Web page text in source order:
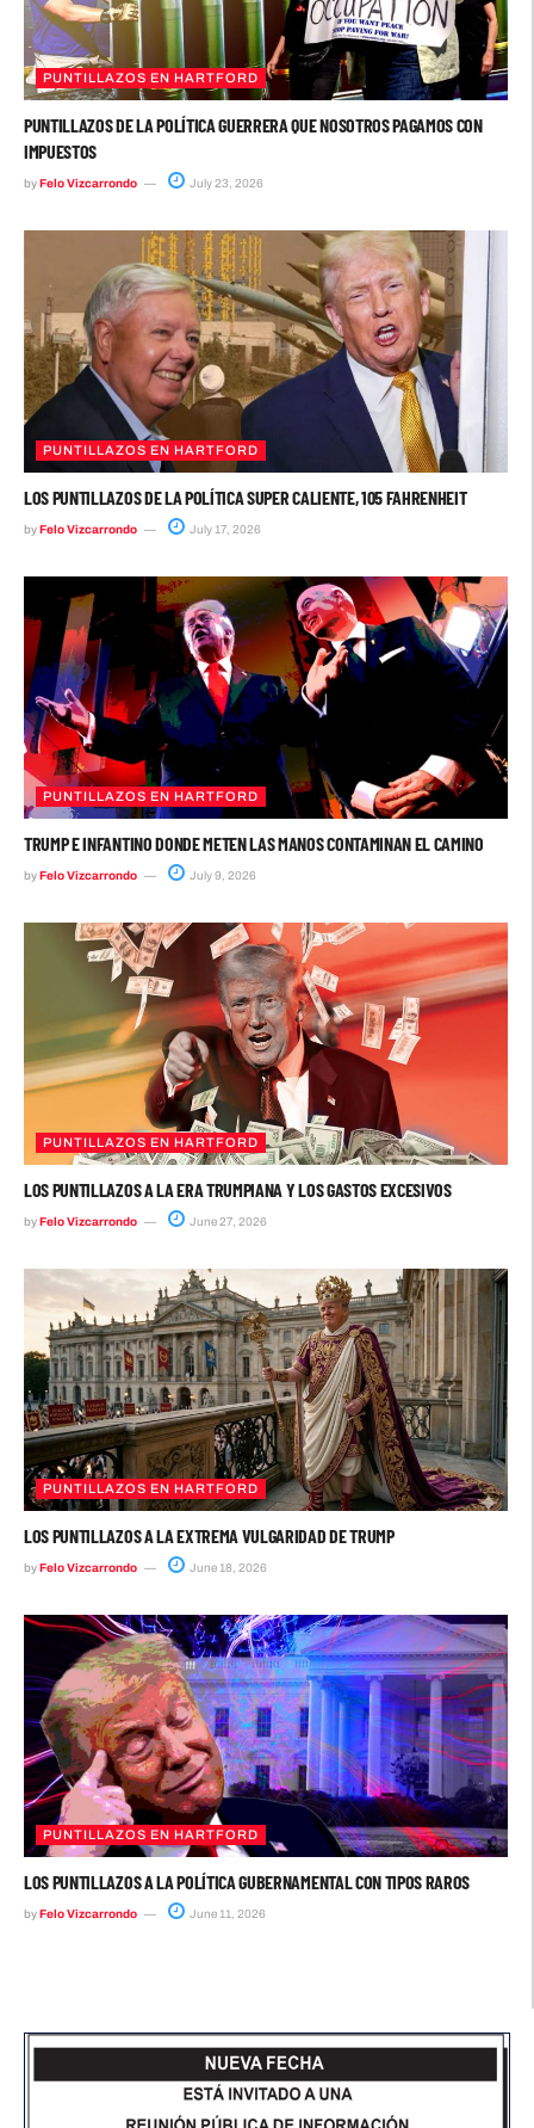
PUNTILLAZOS EN HARTFORD
PUNTILLAZOS DE LA POLÍTICA GUERRERA QUE NOSOTROS PAGAMOS CON
IMPUESTOS
byFelo Vizcarrondo July 23, 2026
PUNTILLAZOS EN HARTFORD
LOS PUNTILLAZOS DE LA POLÍTICA SUPER CALIENTE, 105 FAHRENHEIT
byFelo Vizcarrondo July 17, 2026
PUNTILLAZOS EN HARTFORD
TRUMP E INFANTINO DONDE METEN LAS MANOS CONTAMINAN EL CAMINO
byFelo Vizcarrondo July 9, 2026
PUNTILLAZOS EN HARTFORD
LOS PUNTILLAZOS A LA ERA TRUMPIANA Y LOS GASTOS EXCESIVOS
byFelo Vizcarrondo June 27, 2026
PUNTILLAZOS EN HARTFORD
LOS PUNTILLAZOS A LA EXTREMA VULGARIDAD DE TRUMP
byFelo Vizcarrondo June 18, 2026
PUNTILLAZOS EN HARTFORD
LOS PUNTILLAZOS A LA POLÍTICA GUBERNAMENTAL CON TIPOS RAROS
byFelo Vizcarrondo June 11, 2026